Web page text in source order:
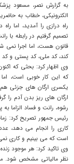
به گزارش نصر، مسعود
الکترونیکی، خطاب به
راه درازی را آمدید، اما
تصمیم گرفتیم در رابطه با
قانون هست، اما اجرا نمی
کند، کد ملی، کد پستی و کد زمین به علاوه
وی اظهار کرد: بحثی که
که این کار خوبی است،
یکسری ارگان های جزئی
ارگان های ریز بدن آدم را
رشوه، رانت و فساد الزاما به
رئیس جمهور تصریح کرد:
کاری را انجام می دهد،
است که می بینیم و کاری
وی تاکید کرد: هر موجود